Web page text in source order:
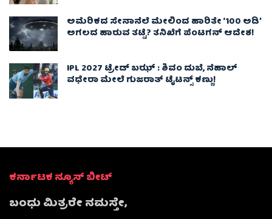
ಅಮೆರಿಕದ ಸೇನಾನೆಲೆ ಮೇಲಿಂದ ಹಾರಿತೇ ‘100 ಅಡಿ’
ಅಗಲದ ಹಾರುವ ತಟ್ಟೆ? ತನಿಖೆಗೆ ಪೆಂಟಗನ್ ಆದೇಶ!
IPL 2027 ಟ್ರೇಡ್‌ ಬಝ್ : ಶಿವಂ ದುಬೆ, ನೆಹಾಲ್
ವಧೇರಾ ಮೇಲೆ ಗುಜರಾತ್ ಟೈಟನ್ಸ್ ಕಣ್ಣು!
ಕರ್ನಾಟಕ ನ್ಯೂಸ್ ಬೀಟ್
ಬಂಧು ಮಿತ್ರರೇ ನಮಸ್ತೇ,